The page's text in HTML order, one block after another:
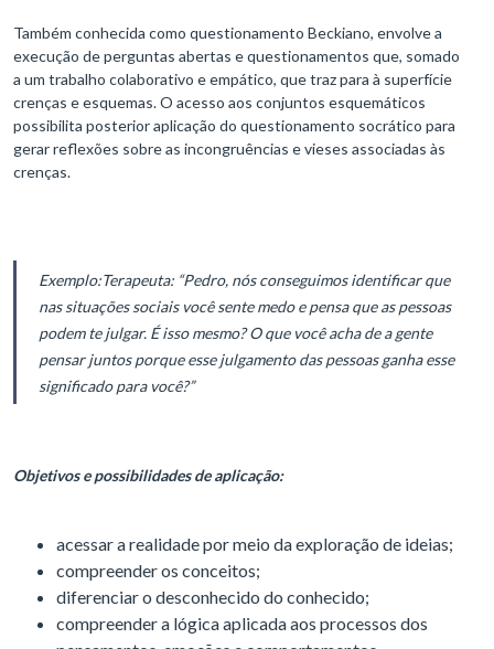
Também conhecida como questionamento Beckiano, envolve a
execução de perguntas abertas e questionamentos que, somado
a um trabalho colaborativo e empático, que traz para à superfície
crenças e esquemas. O acesso aos conjuntos esquemáticos
possibilita posterior aplicação do questionamento socrático para
gerar reflexões sobre as incongruências e vieses associadas às
crenças.
Exemplo:Terapeuta: “Pedro, nós conseguimos identificar que
nas situações sociais você sente medo e pensa que as pessoas
podem te julgar. É isso mesmo? O que você acha de a gente
pensar juntos porque esse julgamento das pessoas ganha esse
significado para você?”
Objetivos e possibilidades de aplicação:
acessar a realidade por meio da exploração de ideias;
compreender os conceitos;
diferenciar o desconhecido do conhecido;
compreender a lógica aplicada aos processos dos